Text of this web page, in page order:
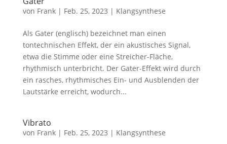
von Frank| Feb. 25, 2023 | Klangsynthese
Als Gater (englisch) bezeichnet man einen
tontechnischen Effekt, der ein akustisches Signal,
etwa die Stimme oder eine Streicher-Fläche,
rhythmisch unterbricht. Der Gater-Effekt wird durch
ein rasches, rhythmisches Ein- und Ausblenden der
Lautstärke erreicht, wodurch...
Vibrato
von Frank| Feb. 25, 2023 | Klangsynthese